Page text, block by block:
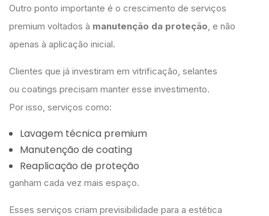
Outro ponto importante é o crescimento de serviços
premium voltados à manutenção da proteção , e não
apenas à aplicação inicial.
Clientes que já investiram em vitrificação, selantes
ou coatings precisam manter esse investimento.
Por isso, serviços como:
Lavagem técnica premium
Manutenção de coating
Reaplicação de proteção
ganham cada vez mais espaço.
Esses serviços criam previsibilidade para a estética